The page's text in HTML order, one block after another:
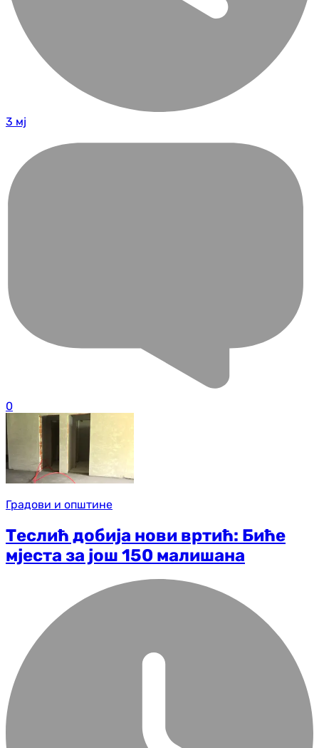
3 мј
0
Градови и општине
Теслић добија нови вртић: Биће
мјеста за још 150 малишана